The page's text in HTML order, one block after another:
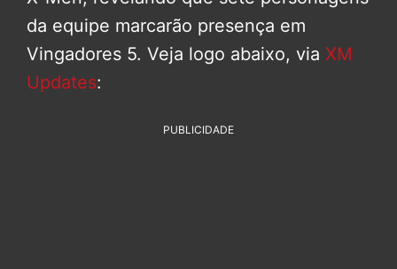
da equipe marcarão presença em
Vingadores 5. Veja logo abaixo, via XM
Updates:
PUBLICIDADE